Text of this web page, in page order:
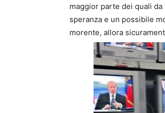
maggior parte dei quali
speranza e un possibile
morente, allora